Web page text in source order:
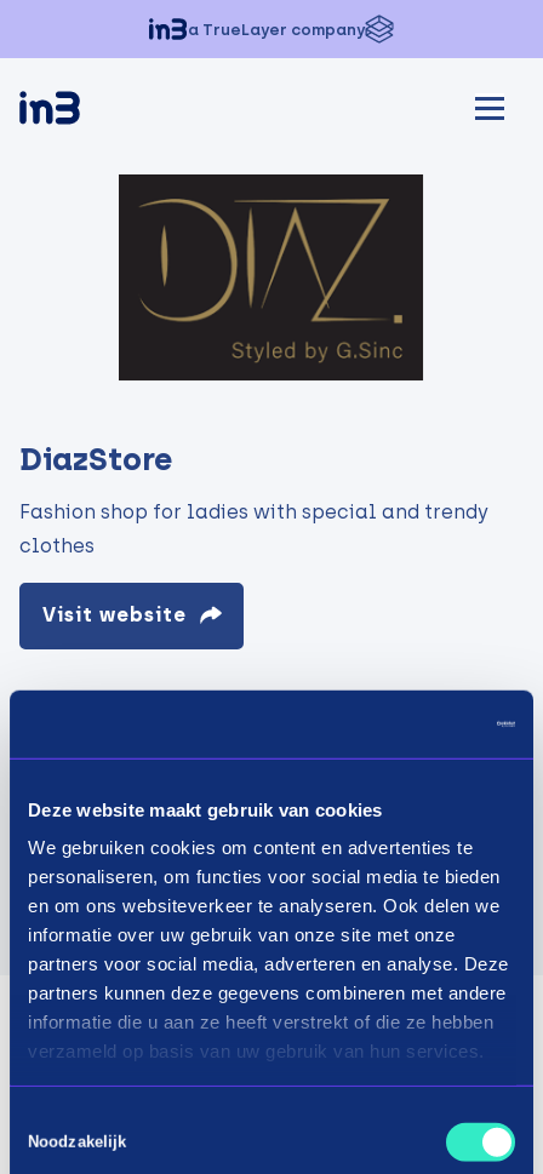
Deze website maakt gebruik van cookies
We gebruiken cookies om content en advertenties te
personaliseren, om functies voor social media te bieden
en om ons websiteverkeer te analyseren. Ook delen we
informatie over uw gebruik van onze site met onze
partners voor social media, adverteren en analyse. Deze
partners kunnen deze gegevens combineren met andere
informatie die u aan ze heeft verstrekt of die ze hebben
verzameld op basis van uw gebruik van hun services.
Noodzakelijk
a TrueLayer company
DiazStore
Fashion shop for ladies with special and trendy
clothes
Visit website